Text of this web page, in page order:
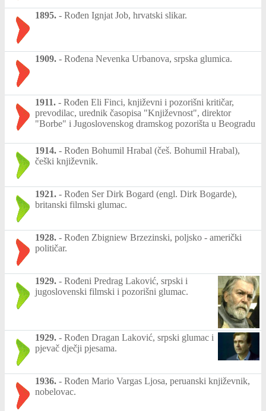
1895. - Rođen Ignjat Job, hrvatski slikar.
1909. - Rođena Nevenka Urbanova, srpska glumica.
1911. - Rođen Eli Finci, književni i pozorišni kritičar,
prevodilac, urednik časopisa "Književnost", direktor
"Borbe" i Jugoslovenskog dramskog pozorišta u Beogradu
1914. - Rođen Bohumil Hrabal (češ. Bohumil Hrabal),
češki književnik.
1921. - Rođen Ser Dirk Bogard (engl. Dirk Bogarde),
britanski filmski glumac.
1928. - Rođen Zbigniew Brzezinski, poljsko - američki
političar.
1929. - Rođeni Predrag Laković, srpski i
jugoslovenski filmski i pozorišni glumac.
1929. - Rođen Dragan Laković, srpski glumac i
pjevač dječji pjesama.
1936. - Rođen Mario Vargas Ljosa, peruanski književnik,
nobelovac.